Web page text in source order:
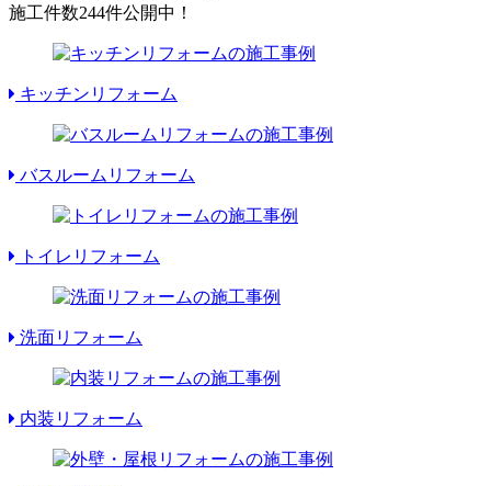
施工件数244件公開中！
キッチンリフォーム
バスルームリフォーム
トイレリフォーム
洗面リフォーム
内装リフォーム